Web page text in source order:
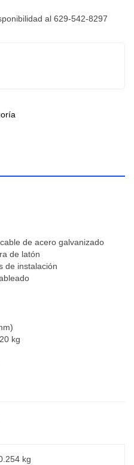
al 629-542-8297
de acero galvanizado
de latón
de instalación
kg
kg